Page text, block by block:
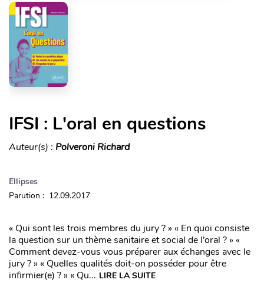
IFSI : L'oral en questions
Auteur(s) : Polveroni Richard
Ellipses
Parution : 12.09.2017
« Qui sont les trois membres du jury ? » « En quoi consiste
la question sur un thème sanitaire et social de l’oral ? » «
Comment devez-vous vous préparer aux échanges avec le
jury ? » « Quelles qualités doit-on posséder pour être
infirmier(e) ? » « Qu... LIRE LA SUITE